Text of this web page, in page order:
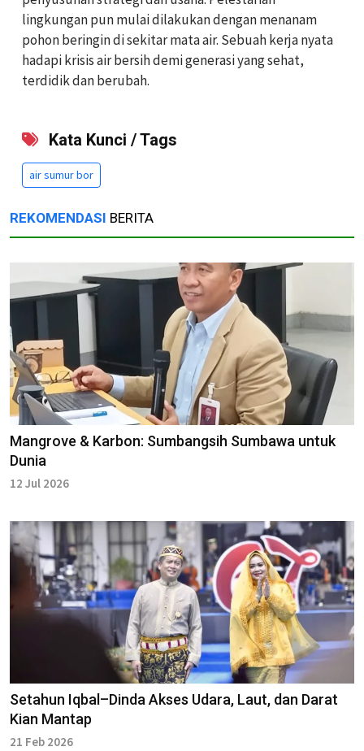
lingkungan pun mulai dilakukan dengan menanam
pohon beringin di sekitar mataair. Sebuah kerja nyata
hadapi krisisairbersih demi generasi yang sehat,
terdidik dan berubah.
Kata Kunci / Tags
air sumur bor
REKOMENDASI BERITA
Mangrove & Karbon: Sumbangsih Sumbawa untuk
Dunia
12 Jul 2026
Setahun Iqbal–Dinda Akses Udara, Laut, dan Darat
Kian Mantap
21 Feb 2026